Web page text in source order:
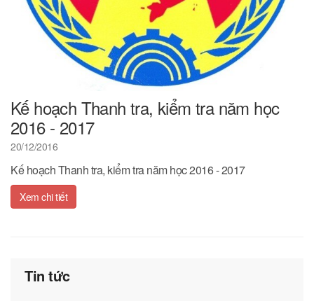
Kế hoạch Thanh tra, kiểm tra năm học
2016 - 2017
20/12/2016
Kế hoạch Thanh tra, kiểm tra năm học 2016 - 2017
Xem chi tiết
Tin tức